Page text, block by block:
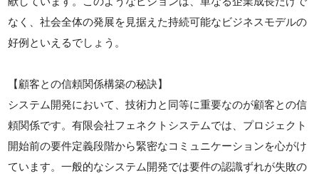
なく、社会全体の発展を見据えた持続可能なビジネスモデルの
好例といえるでしょう。
【顧客との信頼関係構築の秘訣】
システム開発において、技術力と同等に重要なのが顧客との信
頼関係です。有限会社フェネクトシステムでは、プロジェクト
開始前の要件定義段階から緊密なコミュニケーションを心がけ
ています。一般的なシステム開発では要件の認識ずれが失敗の